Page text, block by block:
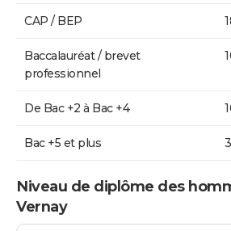
CAP / BEP
Baccalauréat / brevet
professionnel
De Bac +2 à Bac +4
Bac +5 et plus
Niveau de diplôme des
Vernay